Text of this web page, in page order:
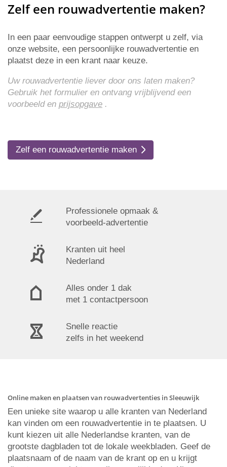
Zelf een rouwadvertentie maken?
In een paar eenvoudige stappen ontwerpt u zelf, via
onze website, een persoonlijke rouwadvertentie en
plaatst deze in een krant naar keuze.
Uw rouwadvertentie liever door ons laten maken?
Gebruik het formulier en ontvang vrijblijvend een
voorbeeld en prijsopgave .
Zelf een rouwadvertentie maken
Professionele opmaak &
voorbeeld-advertentie
Kranten uit heel
Nederland
Alles onder 1 dak
met 1 contactpersoon
Snelle reactie
zelfs in het weekend
Online maken en plaatsen van rouwadvertenties in Sleeuwijk
Een unieke site waarop u alle kranten van Nederland
kan vinden om een rouwadvertentie in te plaatsen. U
kunt kiezen uit alle Nederlandse kranten, van de
grootste dagbladen tot de lokale weekbladen. Geef de
plaatsnaam of de naam van de krant op en u krijgt